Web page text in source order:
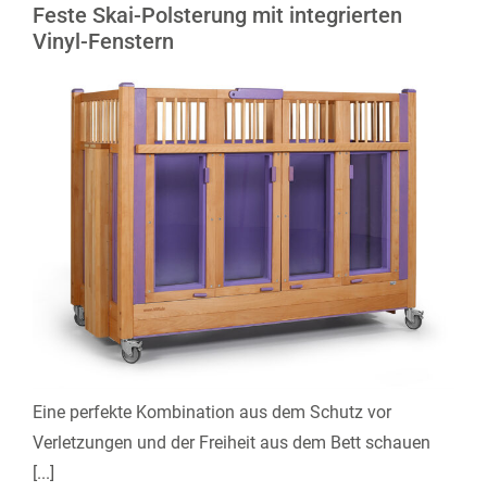
Feste Skai-Polsterung mit integrierten
Vinyl-Fenstern
Eine perfekte Kombination aus dem Schutz vor
Verletzungen und der Freiheit aus dem Bett schauen
[...]